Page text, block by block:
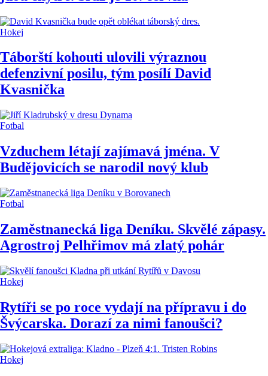
Hokej
Táborští kohouti ulovili výraznou
defenzivní posilu, tým posílí David
Kvasnička
Fotbal
Vzduchem létají zajímavá jména. V
Budějovicích se narodil nový klub
Fotbal
Zaměstnanecká liga Deníku. Skvělé zápasy.
Agrostroj Pelhřimov má zlatý pohár
Hokej
Rytíři se po roce vydají na přípravu i do
Švýcarska. Dorazí za nimi fanoušci?
Hokej